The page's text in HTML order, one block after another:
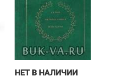
НЕТ В НАЛИЧИИ